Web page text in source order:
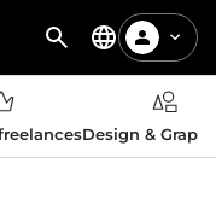
Design &